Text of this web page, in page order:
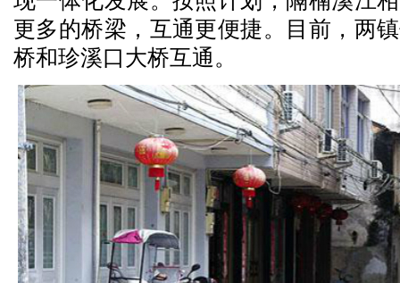
更多的桥梁，互通更便捷。目前，两
桥和珍溪口大桥互通。